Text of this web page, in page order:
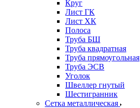
Круг
Лист ГК
Лист ХК
Полоса
Труба БШ
Труба квадратная
Труба прямоугольная
Труба ЭСВ
Уголок
Швеллер гнутый
Шестигранник
Сетка металлическая